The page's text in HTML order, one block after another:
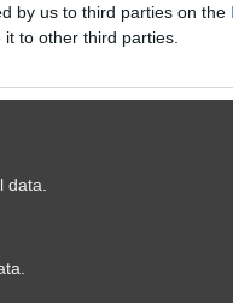
by us to third parties on the
to other third parties.